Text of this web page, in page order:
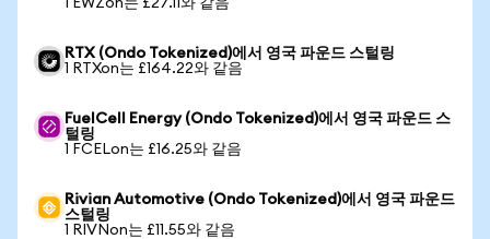
1 EWZon는 £27.11와 같음
RTX (Ondo Tokenized)에서 영국 파운드 스털링
1 RTXon는 £164.22와 같음
FuelCell Energy (Ondo Tokenized)에서 영국 파운드 스
털링
1 FCELon는 £16.25와 같음
Rivian Automotive (Ondo Tokenized)에서 영국 파운드
스털링
1 RIVNon는 £11.55와 같음